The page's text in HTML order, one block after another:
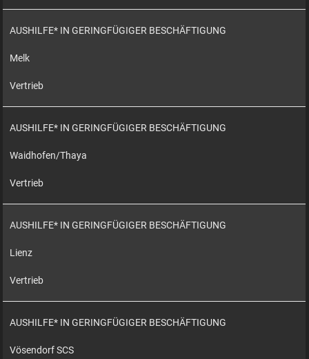
AUSHILFE* IN GERINGFÜGIGER BESCHÄFTIGUNG
Melk
Vertrieb
AUSHILFE* IN GERINGFÜGIGER BESCHÄFTIGUNG
Waidhofen/Thaya
Vertrieb
AUSHILFE* IN GERINGFÜGIGER BESCHÄFTIGUNG
Lienz
Vertrieb
AUSHILFE* IN GERINGFÜGIGER BESCHÄFTIGUNG
Vösendorf SCS